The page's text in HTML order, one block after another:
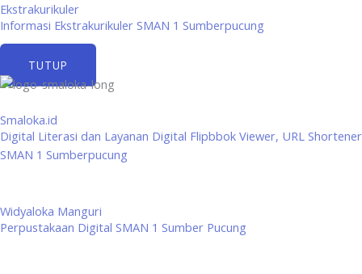
Ekstrakurikuler
Informasi Ekstrakurikuler SMAN 1 Sumberpucung
TUTUP
Smaloka.id
Digital Literasi dan Layanan Digital Flipbbok Viewer, URL Shortener
SMAN 1 Sumberpucung
Widyaloka Manguri
Perpustakaan Digital SMAN 1 Sumber Pucung